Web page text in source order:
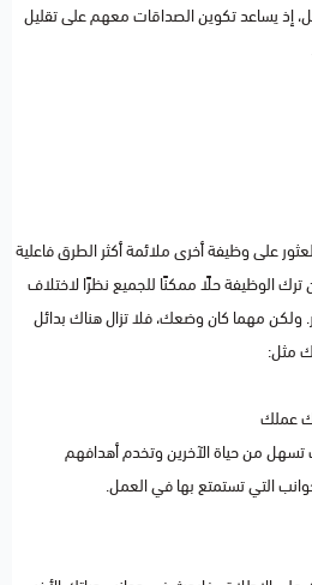
إذ يساعد تكوين الصداقات معهم على تقليل
على وظيفة أخرى ملائمة أكثر الطرق فاعلية
الوظيفة حلًا ممكنًا للجميع نظرًا لاختلاف
ولكن مهما كان وضعك، فلا تزال هناك بدائل
مثل:
من حياة الآخرين وتخدم أهدافهم
التي تستمتع بها في العمل.